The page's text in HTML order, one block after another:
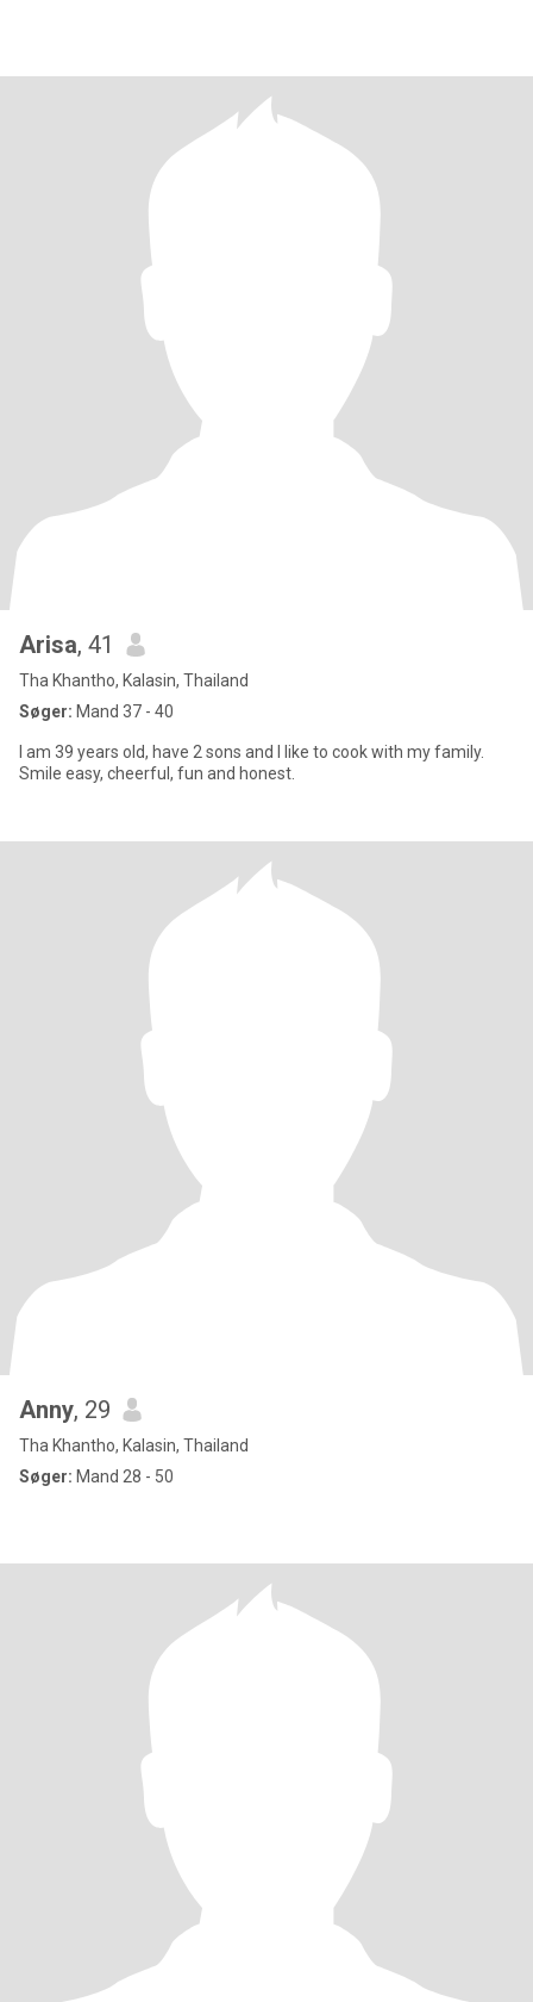
Arisa, 41
Tha Khantho, Kalasin, Thailand
Søger: Mand 37 - 40
I am 39 years old, have 2 sons and I like to cook with my family.
Smile easy, cheerful, fun and honest.
Anny, 29
Tha Khantho, Kalasin, Thailand
Søger: Mand 28 - 50